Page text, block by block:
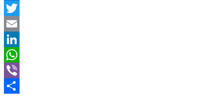
Facebook
Twitter
Email
LinkedIn
WhatsApp
Viber